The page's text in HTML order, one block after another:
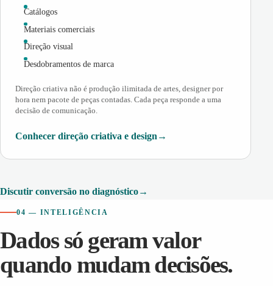
Catálogos
Materiais comerciais
Direção visual
Desdobramentos de marca
Direção criativa não é produção ilimitada de artes, designer por
hora nem pacote de peças contadas. Cada peça responde a uma
decisão de comunicação.
Conhecer direção criativa e design
Discutir conversão no diagnóstico
04 — INTELIGÊNCIA
Dados só geram valor
quando mudam decisões.